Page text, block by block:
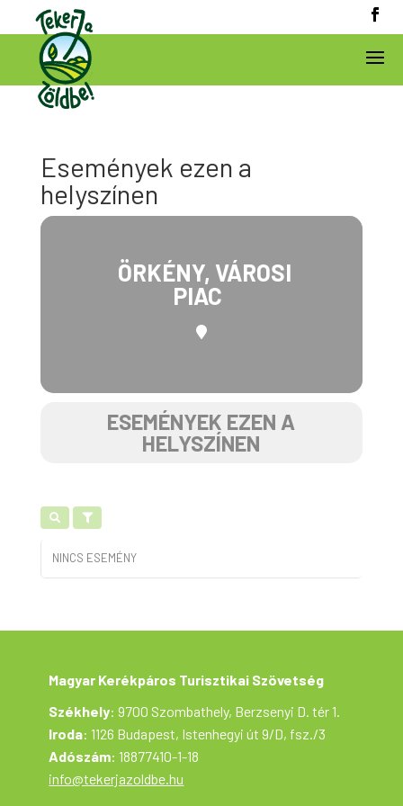
Események ezen a
helyszínen
ÖRKÉNY, VÁROSI
PIAC
ESEMÉNYEK EZEN A
HELYSZÍNEN
NINCS ESEMÉNY
Magyar Kerékpáros Turisztikai Szövetség
Székhely: 9700 Szombathely, Berzsenyi D. tér 1.
Iroda: 1126 Budapest, Istenhegyi út 9/D, fsz./3
Adószám: 18877410-1-18
info@tekerjazoldbe.hu